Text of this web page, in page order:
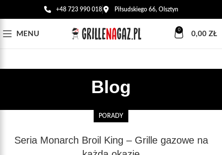
+48 723 990 018 Piłsudskiego 66, Olsztyn
MENU 0 0,00 ZŁ
Blog
PORADY
Seria Monarch Broil King – Grille gazowe na